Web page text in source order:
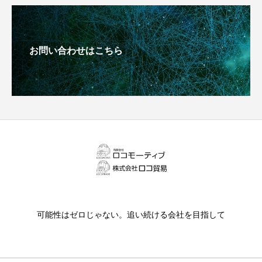
お問い合わせはこちら
可能性はゼロじゃない。追い続ける会社を目指して